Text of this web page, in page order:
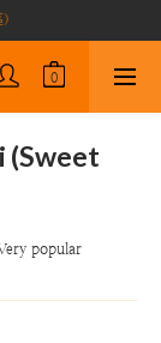
港免運費🚚
）(Sweet
popular